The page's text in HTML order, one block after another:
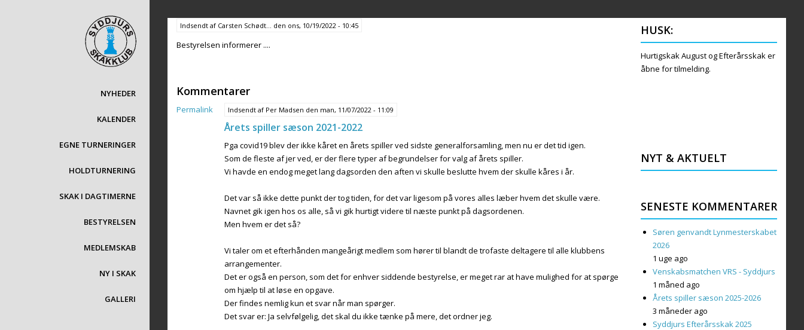
NYHEDER
KALENDER
EGNE TURNERINGER
HOLDTURNERING
SKAK I DAGTIMERNE
BESTYRELSEN
MEDLEMSKAB
NY I SKAK
GALLERI
Indsendt af Carsten Schødt… den ons, 10/19/2022 - 10:45
Bestyrelsen informerer ....
Kommentarer
Permalink Indsendt af Per Madsen den man, 11/07/2022 - 11:09
Årets spiller sæson 2021-2022
Pga covid19 blev der ikke kåret en årets spiller ved sidste generalforsamling, men nu er det tid igen.
Som de fleste af jer ved, er der flere typer af begrundelser for valg af årets spiller.
Vi havde en endog meget lang dagsorden den aften vi skulle beslutte hvem der skulle kåres i år.
Det var så ikke dette punkt der tog tiden, for det var ligesom på vores alles læber hvem det skulle være.
Navnet gik igen hos os alle, så vi gik hurtigt videre til næste punkt på dagsordenen.
Men hvem er det så?
Vi taler om et efterhånden mangeårigt medlem som hører til blandt de trofaste deltagere til alle klubbens
arrangementer.
Det er også en person, som det for enhver siddende bestyrelse, er meget rar at have mulighed for at spørge
om hjælp til at løse en opgave.
Der findes nemlig kun et svar når man spørger.
Det svar er: Ja selvfølgelig, det skal du ikke tænke på mere, det ordner jeg.
HUSK:
Hurtigskak August og Efterårsskak er
åbne for tilmelding.
NYT & AKTUELT
SENESTE KOMMENTARER
Søren genvandt Lynmesterskabet
2026
1 uge ago
Venskabsmatchen VRS - Syddjurs
1 måned ago
Årets spiller sæson 2025-2026
3 måneder ago
Syddjurs Efterårsskak 2025